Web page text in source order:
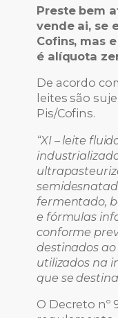
Preste bem
vende ai, se
Cofins, mas e
é alíquota
De acordo
leites são
Pis/Cofins.
“XI – leite
s
fermentado,
e fórmulas
conforme
destinados
utilizados na
que se
O Decreto nº